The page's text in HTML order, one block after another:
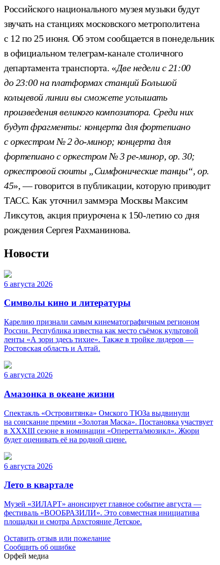
Российского национального музея музыки будут
звучать на станциях московского метрополитена
с 12 по 25 июня. Об этом сообщается в понедельник
в официальном телеграм-канале столичного
департамента транспорта. «Две недели с 21:00
до 23:00 на платформах станций Большой
кольцевой линии вы сможете услышать
произведения великого композитора. Среди них
будут фрагменты: концерта для фортепиано
с оркестром № 2 до-минор; концерта для
фортепиано с оркестром № 3 ре-минор, ор. 30;
оркестровой сюиты „Симфонические танцы“, ор.
45», — говорится в публикации, которую приводит
ТАСС. Как уточнил заммэра Москвы Максим
Ликсутов, акция приурочена к 150-летию со дня
рождения Сергея Рахманинова.
Новости
6 августа 2026
Символы кино и литературы
Карелию признали самым кинематографичным регионом
России. Республика известна как место съёмок культовой
ленты «А зори здесь тихие». Также в тройке лидеров —
Ростовская область и Алтай.
6 августа 2026
Амазонка в океане жизни
Спектакль «Островитянка» Омского ТЮЗа выдвинули
на соискание премии «Золотая Маска». Постановка участвует
в XXXIII сезоне в номинации «Оперетта/мюзикл». Жюри
будет оценивать её на родной сцене.
6 августа 2026
Лето в квартале
Музей «ЗИЛАРТ» анонсирует главное событие августа —
фестиваль «ВООБРАЗИЛИ». Это совместная инициатива
площадки и смотра Архстояние Детское.
Оставить отзыв или пожелание
Сообщить об ошибке
Орфей медиа